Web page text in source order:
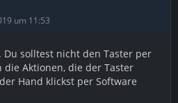
um 11:53
Du solltest nicht den Taster per
die Aktionen, die der Taster
Hand klickst per Software